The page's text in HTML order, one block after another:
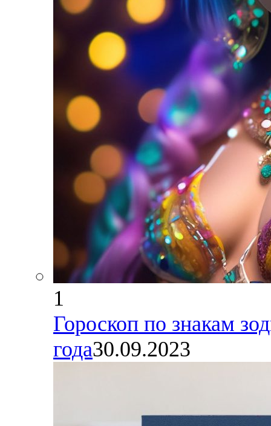
1
Гороскоп по знакам
года30.09.2023